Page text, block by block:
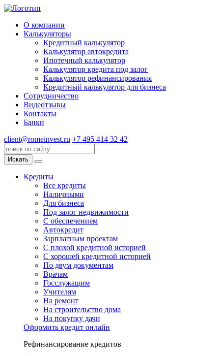
О компании
Калькуляторы
Кредитный калькулятор
Калькулятор автокредита
Ипотечный калькулятор
Калькулятор кредита под залог
Калькулятор рефинансирования
Кредитный калькулятор для бизнеса
Сотрудничество
Видеотзывы
Контакты
Банки
client@romeinvest.ru +7 495 414 32 42
Искать
Кредиты
Все кредиты
Наличными
Для бизнеса
Под залог недвижимости
С обеспечением
Автокредит
Зарплатным проектам
С плохой кредитной историей
С хорошей кредитной историей
По двум документам
Врачам
Госслужащим
Учителям
На ремонт
На строительство дома
На покупку дачи
Оформить кредит онлайн
Рефинансирование кредитов